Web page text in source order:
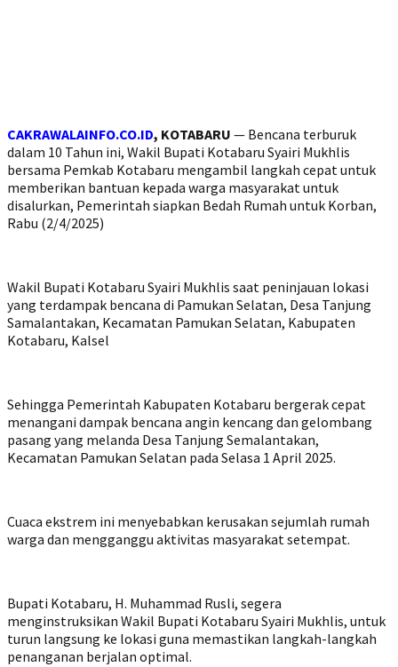
CAKRAWALAINFO.CO.ID, KOTABARU — Bencana terburuk
dalam 10 Tahun ini, Wakil Bupati Kotabaru Syairi Mukhlis
bersama Pemkab Kotabaru mengambil langkah cepat untuk
memberikan bantuan kepada warga masyarakat untuk
disalurkan, Pemerintah siapkan Bedah Rumah untuk Korban,
Rabu (2/4/2025)
Wakil Bupati Kotabaru Syairi Mukhlis saat peninjauan lokasi
yang terdampak bencana di Pamukan Selatan, Desa Tanjung
Samalantakan, Kecamatan Pamukan Selatan, Kabupaten
Kotabaru, Kalsel
Sehingga Pemerintah Kabupaten Kotabaru bergerak cepat
menangani dampak bencana angin kencang dan gelombang
pasang yang melanda Desa Tanjung Semalantakan,
Kecamatan Pamukan Selatan pada Selasa 1 April 2025.
Cuaca ekstrem ini menyebabkan kerusakan sejumlah rumah
warga dan mengganggu aktivitas masyarakat setempat.
Bupati Kotabaru, H. Muhammad Rusli, segera
menginstruksikan Wakil Bupati Kotabaru Syairi Mukhlis, untuk
turun langsung ke lokasi guna memastikan langkah-langkah
penanganan berjalan optimal.